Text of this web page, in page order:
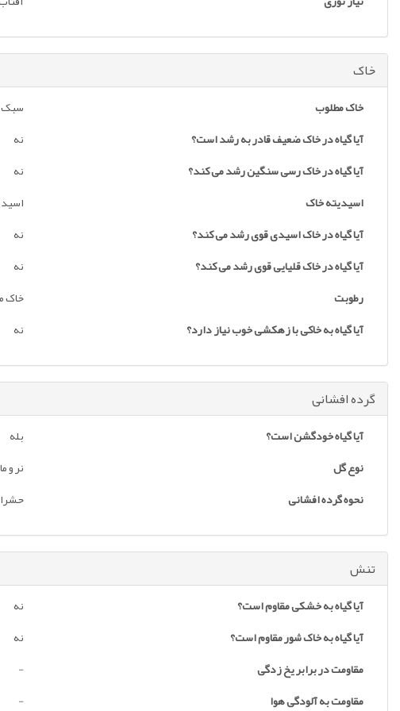
خاک
خاک مطلوب
سبک
آیا گیاه در خاک ضعیف قادر به رشد است؟
نه
آیا گیاه در خاک رسی سنگین رشد می کند؟
نه
اسیدیته خاک
آیا گیاه در خاک اسیدی قوی رشد می کند؟
نه
آیا گیاه در خاک قلیایی قوی رشد می کند؟
نه
رطوبت
خاک
آیا گیاه به خاکی با زهکشی خوب نیاز دارد؟
نه
گرده افشانی
آیا گیاه خودگشن است؟
بله
نوع گل
نر و
نحوه گرده افشانی
تنش
آیا گیاه به خشکی مقاوم است؟
نه
آیا گیاه به خاک شور مقاوم است؟
نه
مقاومت در برابر یخ زدگی
-
مقاومت به آلودگی هوا
-